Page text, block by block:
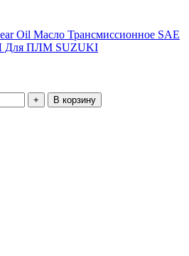
Oil Масло Трансмиссионное SAE
Для ПЛМ SUZUKI
В корзину